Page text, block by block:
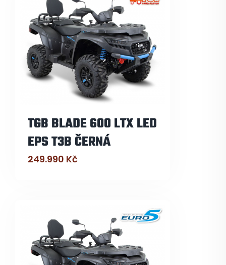
TGB BLADE 600 LTX LED
EPS T3B ČERNÁ
249.990 Kč